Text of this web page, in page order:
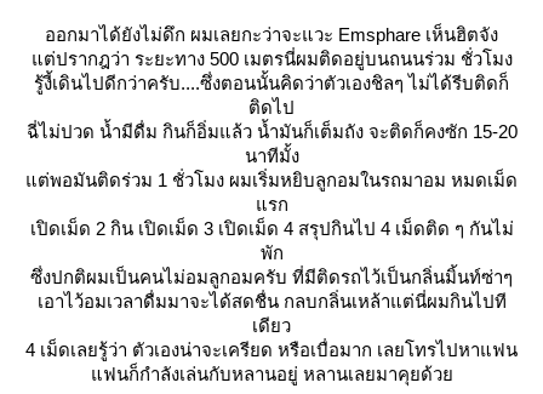
ออกมาได้ยังไม่ดึก ผมเลยกะว่าจะแวะ Emsphare เห็นฮิตจัง
ต่ปรากฎว่า ระยะทาง 500 เมตรนี่ผมติดอยู่บนถนนร่วม ชั่วโมง
รู้งี้เดินไปดีกว่าครับ....ซึ่งตอนนั้นคิดว่าตัวเองชิลๆ ไม่ได้รีบติดก็
ติดไป
ฉี่ไม่ปวด น้ำมีดื่ม กินก็อิ่มแล้ว น้ำมันก็เต็มถัง จะติดก็คงซัก 15-20
นาทีมั้ง
ต่พอมันติดร่วม 1 ชั่วโมง ผมเริ่มหยิบลูกอมในรถมาอม หมดเม็ด
รก
เปิดเม็ด 2 กิน เปิดเม็ด 3 เปิดเม็ด 4 สรุปกินไป 4 เม็ดติด ๆ กันไม่
พัก
ซึ่งปกติผมเป็นคนไม่อมลูกอมครับ ที่มีติดรถไว้เป็นกลิ่นมิ้นท์ซ่าๆ
เอาไว้อมเวลาดื่มมาจะได้สดชื่น กลบกลิ่นเหล้าแต่นี่ผมกินไปที
เดียว
4 เม็ดเลยรู้ว่า ตัวเองน่าจะเครียด หรือเบื่อมาก เลยโทรไปหาแฟน
ฟนก็กำลังเล่นกับหลานอยู่ หลานเลยมาคุยด้ว